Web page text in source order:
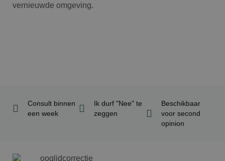
vernieuwde omgeving.
Consult binnen
een week
Ik durf "Nee" te
zeggen
Beschikbaar
voor second
opinion